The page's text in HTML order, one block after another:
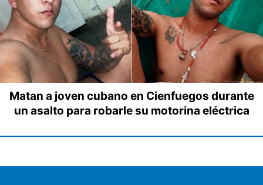
Matan a joven cubano en Cienfuegos durante
un asalto para robarle su motorina eléctrica